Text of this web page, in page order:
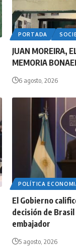
PORTADA
JUAN MOREIRA,
MEMORIA
6 agosto, 2026
POLÍTICA
El Gobierno
decisión de
embajador
5 agosto, 2026